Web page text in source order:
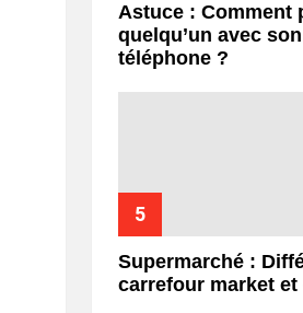
Astuce : Comment
quelqu’un avec
téléphone ?
Supermarché :
carrefour market